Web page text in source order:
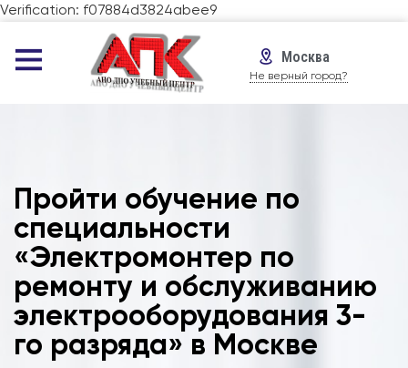
Verification: f07884d3824abee9
Москва
Не верный город?
Пройти обучение по
специальности
«Электромонтер по
ремонту и обслуживанию
электрооборудования 3-
го разряда» в Москве